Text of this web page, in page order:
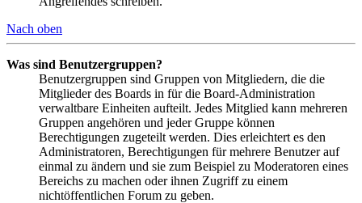
Nach oben
Was sind Benutzergruppen?
Benutzergruppen sind Gruppen von Mitgliedern, die die
Mitglieder des Boards in für die Board-Administration
verwaltbare Einheiten aufteilt. Jedes Mitglied kann mehreren
Gruppen angehören und jeder Gruppe können
Berechtigungen zugeteilt werden. Dies erleichtert es den
Administratoren, Berechtigungen für mehrere Benutzer auf
einmal zu ändern und sie zum Beispiel zu Moderatoren eines
Bereichs zu machen oder ihnen Zugriff zu einem
nichtöffentlichen Forum zu geben.